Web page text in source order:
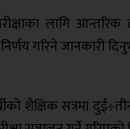
परीक्षाका लागि
गरिने जानकारी
शैक्षिक सत्रमा